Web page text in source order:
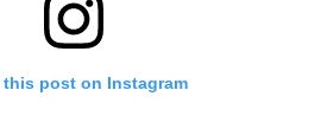
this post on Instagram